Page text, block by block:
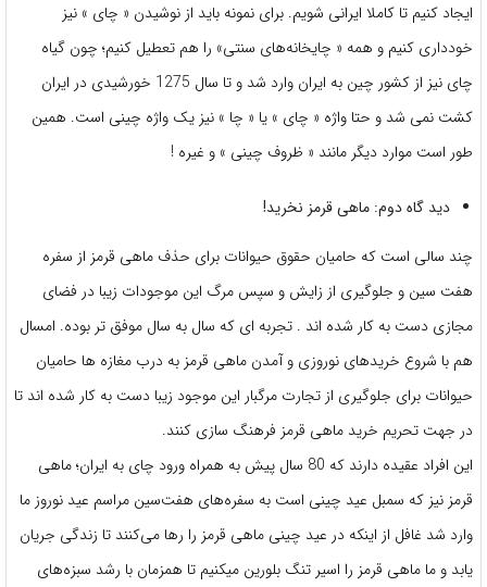
ایجاد کنیم تا کاملا ایرانی شویم. برای نمونه باید از نوشیدن « چای » نیز
خودداری کنیم و همه « چایخانه‌های سنتی» را هم تعطیل کنیم؛ چون گیاه
چای نیز از کشور چین به ایران وارد شد و تا سال 1275 خورشیدی در ایران
کشت نمی شد و حتا واژه « چای » یا « چا » نیز یک واژه چینی است. همین
طور است موارد دیگر مانند « ظروف چینی » و غیره !
دید گاه دوم: ماهی قرمز نخرید!
چند سالی است که حامیان حقوق حیوانات برای حذف ماهی قرمز از سفره
هفت سین و جلوگیری از زایش و سپس مرگ این موجودات زیبا در فضای
مجازی دست به کار شده اند . تجربه ای که سال به سال موفق تر بوده. امسال
هم با شروع خریدهای نوروزی و آمدن ماهی قرمز به درب مغازه ها حامیان
حیوانات برای جلوگیری از تجارت مرگبار این موجود زیبا دست به کار شده اند تا
در جهت تحریم خرید ماهی قرمز فرهنگ سازی کنند.
این افراد عقیده دارند که 80 سال پیش به همراه ورود چای به ایران؛ ماهی
قرمز نیز که سمبل عید چینی است به سفره‌های هفت‌سین مراسم عید نوروز ما
وارد شد غافل از اینکه در عید چینی ماهی قرمز را رها می‌کنند تا زندگی جریان
یابد و ما ماهی قرمز را اسیر تنگ بلورین میکنیم تا همزمان با رشد سبزه‌های